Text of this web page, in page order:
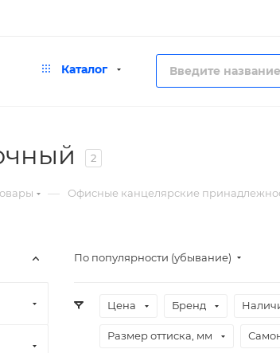
Каталог
2
— Офисные канцелярские
По популярности (убывание)
Цена Бренд
Размер оттиска, мм